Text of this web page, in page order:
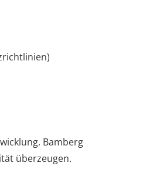
Bamberg
überzeugen.